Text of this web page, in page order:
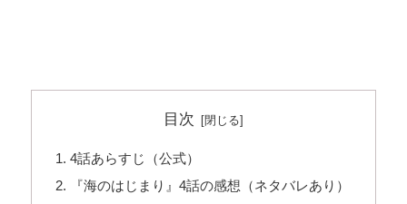
目次
4話あらすじ（公式）
『海のはじまり』4話の感想（ネタバレあり）